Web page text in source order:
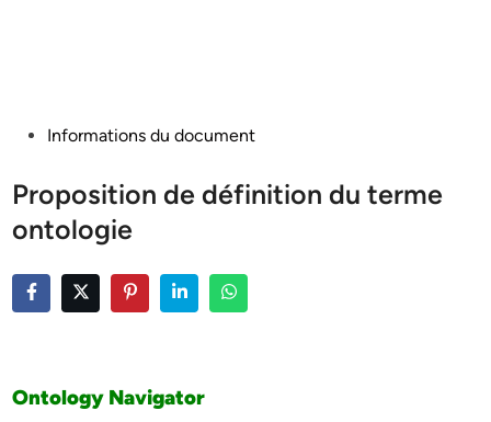
PostedInformations du document
Proposition de définition du terme
ontologie
Ontology Navigator